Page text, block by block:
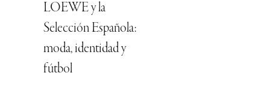
LOEWE y la
Selección Española:
moda, identidad y
fútbol